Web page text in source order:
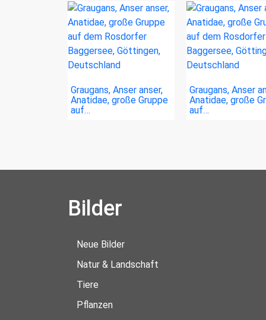
Graugans, Anser anser,
Anatidae, große Gruppe
auf…
Graugans, Anser
Anatidae, große
auf…
Bilder
Neue Bilder
Natur & Landschaft
Tiere
Pflanzen